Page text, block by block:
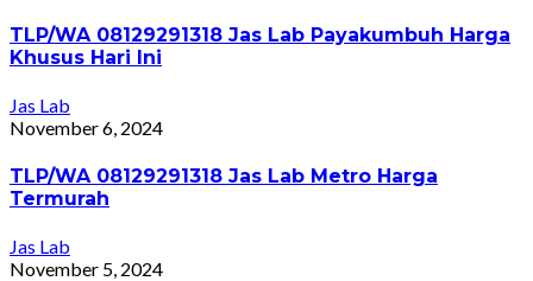
TLP/WA 08129291318 Jas Lab Payakumbuh Harga
Khusus Hari Ini
Jas Lab
November 6, 2024
TLP/WA 08129291318 Jas Lab Metro Harga
Termurah
Jas Lab
November 5, 2024